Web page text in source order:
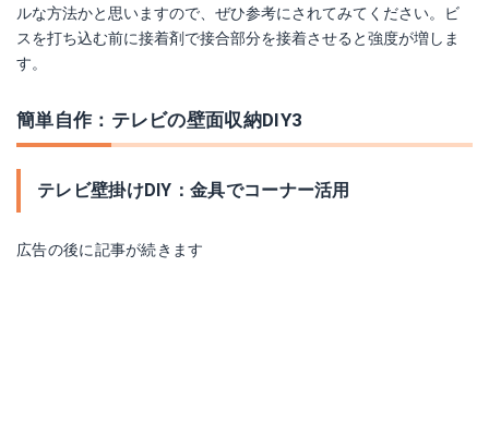
ルな方法かと思いますので、ぜひ参考にされてみてください。ビ
スを打ち込む前に接着剤で接合部分を接着させると強度が増しま
す。
簡単自作：テレビの壁面収納DIY3
テレビ壁掛けDIY：金具でコーナー活用
広告の後に記事が続きます